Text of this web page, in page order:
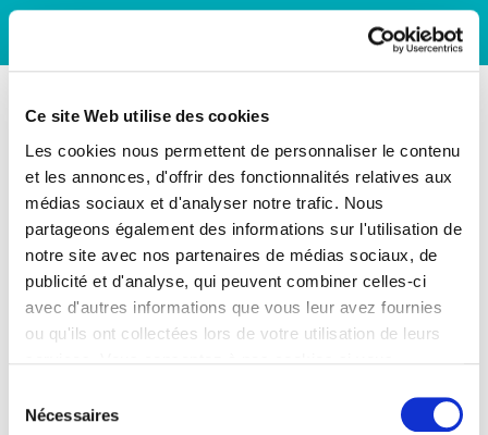
Ce site Web utilise des cookies
Les cookies nous permettent de personnaliser le contenu
et les annonces, d'offrir des fonctionnalités relatives aux
médias sociaux et d'analyser notre trafic. Nous
partageons également des informations sur l'utilisation de
notre site avec nos partenaires de médias sociaux, de
publicité et d'analyse, qui peuvent combiner celles-ci
avec d'autres informations que vous leur avez fournies
ou qu'ils ont collectées lors de votre utilisation de leurs
Nécessaires